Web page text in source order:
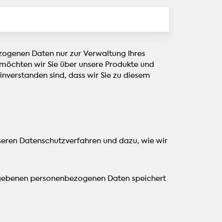
Daten nur zur Verwaltung Ihres
wir Sie über unsere Produkte und
sind, dass wir Sie zu diesem
Datenschutzverfahren und dazu, wie wir
personenbezogenen Daten speichert